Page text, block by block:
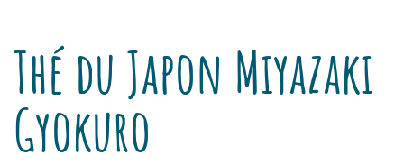
Thé du Japon Miyazaki
Gyokuro